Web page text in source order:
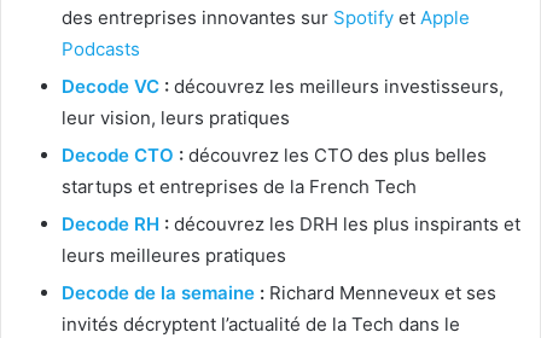
des entreprises innovantes sur Spotify et Apple
Podcasts
Decode VC : découvrez les meilleurs investisseurs,
leur vision, leurs pratiques
Decode CTO : découvrez les CTO des plus belles
startups et entreprises de la French Tech
Decode RH : découvrez les DRH les plus inspirants et
leurs meilleures pratiques
Decode de la semaine : Richard Menneveux et ses
invités décryptent l’actualité de la Tech dans le